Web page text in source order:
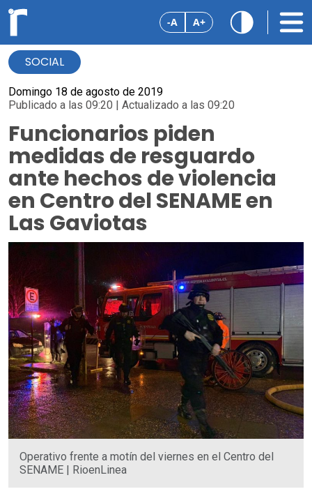
-A A+
SOCIAL
Domingo 18 de agosto de 2019
Publicado a las 09:20 | Actualizado a las 09:20
Funcionarios piden
medidas de resguardo
ante hechos de violencia
en Centro del SENAME en
Las Gaviotas
Operativo frente a motín del viernes en el Centro del
SENAME | RioenLinea